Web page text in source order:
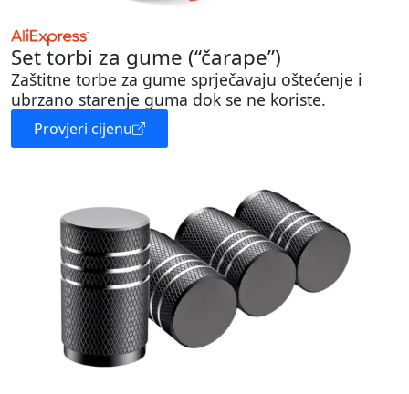
Set torbi za gume (“čarape”)
Zaštitne torbe za gume sprječavaju oštećenje i
ubrzano starenje guma dok se ne koriste.
Provjeri cijenu